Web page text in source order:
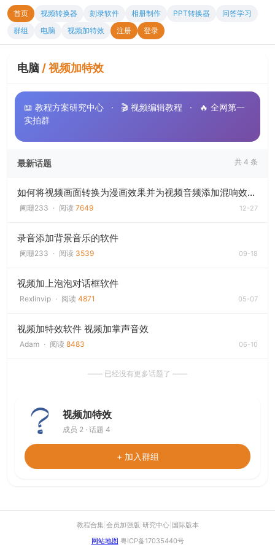
首页 视频转换器 刻录软件 相册制作 PPT转换器
问答学习
群组
电脑 视频加特效 注册 登录
电脑 /视频加特效
📖 教程方案研究中心 · 🎬 视频编辑教程 ·
🔥 全网第一
实拍群
最新话题 共 4 条
如何将视频画面转换为漫画效果并为视频音频添加混响效果？
阑珊233 · 阅读 7649 12-27
录音添加背景音乐的软件
阑珊233 · 阅读 3539 09-18
视频加上泡泡对话框软件
Rexlinvip · 阅读 4871 05-07
视频加特效软件 视频加掌声音效
Adam · 阅读 8483 06-10
—— 已经没有更多话题了 ——
视频加特效
成员 2 · 话题 4
+ 加入群组
教程合集| 会员加强版 研究中心| 国际版本
网站地图 粤ICP备17035440号